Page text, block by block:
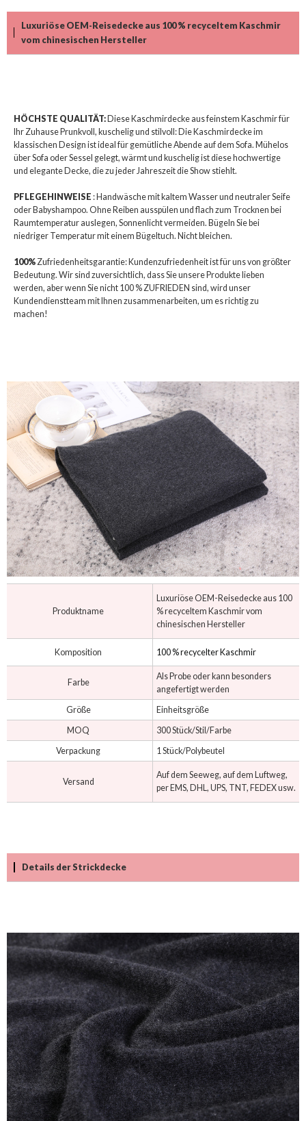
Luxuriöse OEM-Reisedecke aus 100 % recyceltem Kaschmir
vom chinesischen Hersteller
HÖCHSTE QUALITÄT:Diese Kaschmirdecke aus feinstem Kaschmir für
Ihr Zuhause Prunkvoll, kuschelig und stilvoll: Die Kaschmirdecke im
klassischen Design ist ideal für gemütliche Abende auf dem Sofa. Mühelos
über Sofa oder Sessel gelegt, wärmt und kuschelig ist diese hochwertige
und elegante Decke, die zu jeder Jahreszeit die Show stiehlt.
PFLEGEHINWEISE : Handwäsche mit kaltem Wasser und neutraler Seife
oder Babyshampoo. Ohne Reiben ausspülen und flach zum Trocknen bei
Raumtemperatur auslegen, Sonnenlicht vermeiden. Bügeln Sie bei
niedriger Temperatur mit einem Bügeltuch. Nicht bleichen.
100% Zufriedenheitsgarantie: Kundenzufriedenheit ist für uns von größter
Bedeutung. Wir sind zuversichtlich, dass Sie unsere Produkte lieben
werden, aber wenn Sie nicht 100 % ZUFRIEDEN sind, wird unser
Kundendienstteam mit Ihnen zusammenarbeiten, um es richtig zu
machen!
Produktname
Luxuriöse OEM-Reisedecke aus 100
% recyceltem Kaschmir vom
chinesischen Hersteller
Komposition 100 % recycelter Kaschmir
Farbe
Als Probe oder kann besonders
angefertigt werden
Größe
Einheitsgröße
MOQ
300 Stück/Stil/Farbe
Verpackung
1 Stück/Polybeutel
Versand
Auf dem Seeweg, auf dem Luftweg,
per EMS, DHL, UPS, TNT, FEDEX usw.
Details der Strickdecke